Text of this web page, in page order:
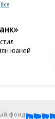
Все
юаней
фонд